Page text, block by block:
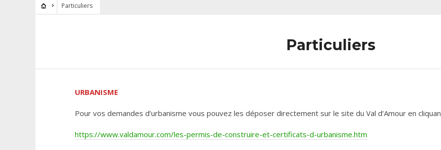
Particuliers
Particuliers
URBANISME
Pour vos demandes d’urbanisme vous pouvez les déposer directement sur le site du Val d’Amour en
https://www.valdamour.com/les-permis-de-construire-et-certificats-d-urbanisme.htm